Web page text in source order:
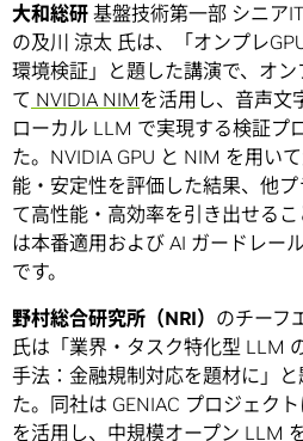
大和総研 基盤技術第一部 シニア
の及川 涼太 氏は、「オンプレ
環境検証」と題した講演で、オ
て NVIDIA NIMを活用し、音声文
ローカル LLM で実現する検証プ
た。NVIDIA GPU と NIM を用い
能・安定性を評価した結果、他
て高性能・高効率を引き出せる
は本番適用および AI ガードレー
です。
野村総合研究所（NRI） のチーフ
氏は「業界・タスク特化型 LLM
手法：金融規制対応を題材に」
た。同社は GENIAC プロジェク
を活用し、中規模オープン LLM